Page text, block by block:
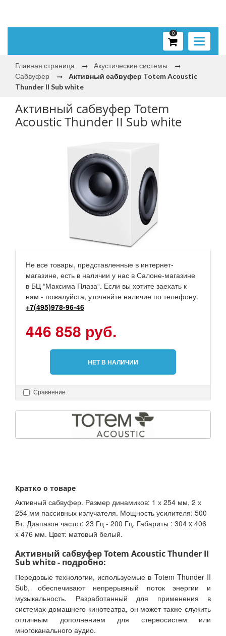
Toggle
0
Главная страница
Акустические системы
Сабвуфер
Активный сабвуфер Totem Acoustic
Thunder II Sub white
Активный сабвуфер Totem
Acoustic Thunder II Sub white
Не все товары, представленные в интернет-
магазине, есть в наличии у нас в Салоне-магазине
в БЦ “Максима Плаза“. Если вы хотите заехать к
нам - пожалуйста, уточняйте наличие по телефону.
+7(495)978-96-46
446 858 руб.
НЕТ В НАЛИЧИИ
Сравнение
Кратко о товаре
Активный сабвуфер. Размер динамиков: 1 х 254 мм, 2 х
254 мм пассивных излучателя. Мощность усилителя: 500
Вт. Диапазон частот: 23 Гц - 200 Гц. Габариты : 304 x 406
x 476 мм. Цвет: матовый белый.
Активный сабвуфер Totem Acoustic Thunder II
Sub white - подробно:
Передовые технологии, используемые в Totem Thunder II
Sub, обеспечивают непрерывный поток энергии и
музыкальность. Разработанный для применения в
системах домашнего кинотеатра, он может также служить
отличным дополнением для стереосистем или
многоканального аудио.